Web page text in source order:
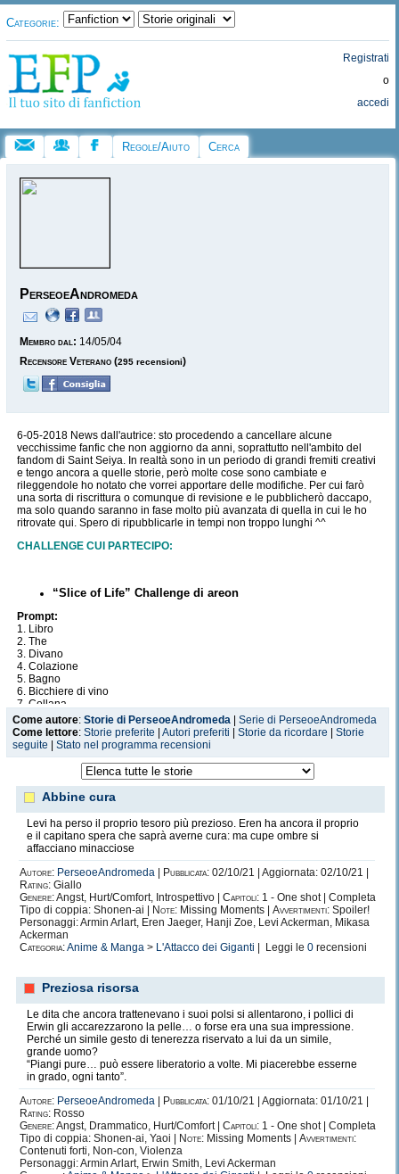
Categorie:
Registrati
o
accedi
Regole/Aiuto Cerca
PerseoeAndromeda
Membro dal: 14/05/04
Recensore Veterano (295 recensioni)
6-05-2018 News dall'autrice: sto procedendo a cancellare alcune
vecchissime fanfic che non aggiorno da anni, soprattutto nell'ambito del
fandom di Saint Seiya. In realtà sono in un periodo di grandi fremiti creativi
e tengo ancora a quelle storie, però molte cose sono cambiate e
rileggendole ho notato che vorrei apportare delle modifiche. Per cui farò
una sorta di riscrittura o comunque di revisione e le pubblicherò daccapo,
ma solo quando saranno in fase molto più avanzata di quella in cui le ho
ritrovate qui. Spero di ripubblicarle in tempi non troppo lunghi ^^
CHALLENGE CUI PARTECIPO:
“Slice of Life” Challenge di areon
Prompt:
1. Libro
2. The
3. Divano
4. Colazione
5. Bagno
6. Bicchiere di vino
7. Collana
8. Anello
9. Regali di Natale
10. Letto
11. Torta
13. Computer
14. Telefonata
15. Dolci
16. Compleanno
17. Vacanza
18. Gita in montagna
19. Giro in bicicletta
20. Bacio
"Prompt a... sentimento" di Lady Atena
Sad.
Sofferenza.
Ferita..
Tristezza.
Rabbia omicida.
Apatia..
Solitudine.
Inespressività.
Disperazione.
Immobilità.
Come autore: Storie di PerseoeAndromeda
Serie di PerseoeAndromeda
Come lettore: Storie preferite Autori preferiti Storie da ricordare
Storie
seguite
Stato nel programma recensioni
Abbine cura
Levi ha perso il proprio tesoro più prezioso. Eren ha ancora il proprio
e il capitano spera che saprà averne cura: ma cupe ombre si
affacciano minacciose
Autore: PerseoeAndromeda Pubblicata: 02/10/21 | Aggiornata: 02/10/21 |
Rating: Giallo
Genere:Angst, Hurt/Comfort, Introspettivo | Capitoli: 1 - One shot | Completa
Tipo di coppia: Shonen-ai |
Note: Missing Moments | Avvertimenti: Spoiler!
Personaggi: Armin Arlart, Eren Jaeger, Hanji Zoe, Levi Ackerman, Mikasa
Ackerman
Categoria:Anime & Manga > L'Attacco dei Giganti | Leggi le 0 recensioni
Preziosa risorsa
Le dita che ancora trattenevano i suoi polsi si allentarono, i pollici di
Erwin gli accarezzarono la pelle… o forse era una sua impressione.
Perché un simile gesto di tenerezza riservato a lui da un simile,
grande uomo?
“Piangi pure… può essere liberatorio a volte. Mi piacerebbe esserne
in grado, ogni tanto”.
Autore: PerseoeAndromeda Pubblicata: 01/10/21 | Aggiornata: 01/10/21 |
Rating: Rosso
Genere:Angst, Drammatico, Hurt/Comfort | Capitoli: 1 - One shot | Completa
Tipo di coppia: Shonen-ai, Yaoi |
Note: Missing Moments | Avvertimenti:
Contenuti forti, Non-con, Violenza
Personaggi: Armin Arlart, Erwin Smith, Levi Ackerman